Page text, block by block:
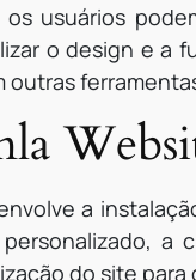
usuários
o design e a
outras
a
a
do site para